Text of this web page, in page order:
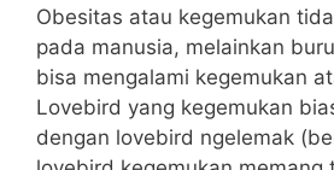
Obesitas atau kegemukan
pada manusia, melainkan
bisa mengalami kegemukan
Lovebird yang kegemukan
dengan lovebird ngelemak